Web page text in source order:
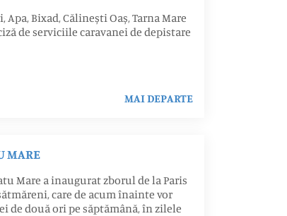
Bixad, Călinești Oaș, Tarna Mare
de serviciile caravanei de depistare
MAI DEPARTE
MARE
Mare a inaugurat zborul de la Paris
care de acum înainte vor
de două ori pe săptămână, în zilele